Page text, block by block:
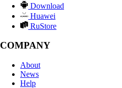
Download
Huawei
RuStore
COMPANY
About
News
Help